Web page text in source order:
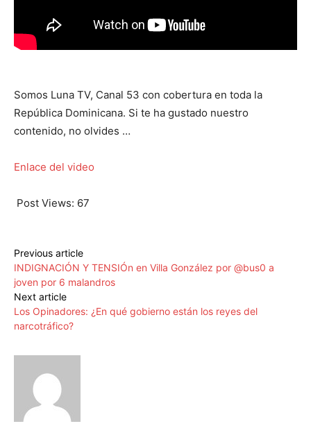
Somos Luna TV, Canal 53 con cobertura en toda la
República Dominicana. Si te ha gustado nuestro
contenido, no olvides …
Enlace del video
Post Views: 67
Previous article
INDIGNACIÓN Y TENSIÓn en Villa González por @bus0 a
joven por 6 malandros
Next article
Los Opinadores: ¿En qué gobierno están los reyes del
narcotráfico?